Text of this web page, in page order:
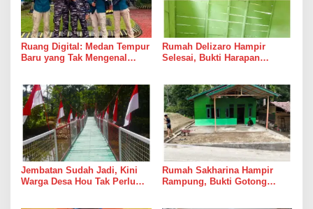
Ruang Digital: Medan Tempur
Baru yang Tak Mengenal
Rumah Delizaro Hampir
Selesai, Bukti Harapan
Jembatan Sudah Jadi, Kini
Warga Desa Hou Tak Perlu
Rumah Sakharina Hampir
Rampung, Bukti Gotong